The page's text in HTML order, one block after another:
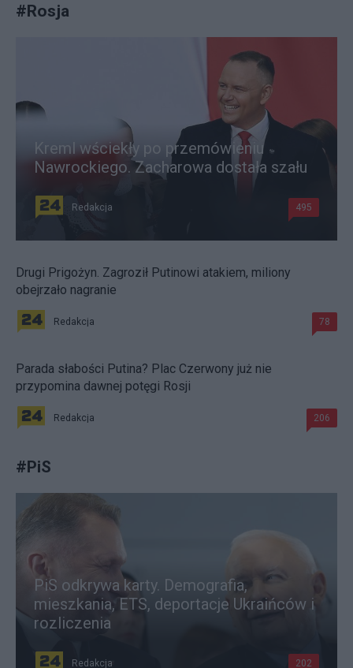
#Rosja
Kreml wściekły po przemówieniu
Nawrockiego. Zacharowa dostała szału
Redakcja 495
Drugi Prigożyn. Zagroził Putinowi atakiem, miliony
obejrzało nagranie
Redakcja 78
Parada słabości Putina? Plac Czerwony już nie
przypomina dawnej potęgi Rosji
Redakcja 206
#PiS
PiS odkrywa karty. Demografia,
mieszkania, ETS, deportacje Ukraińców i
rozliczenia
Redakcja 202